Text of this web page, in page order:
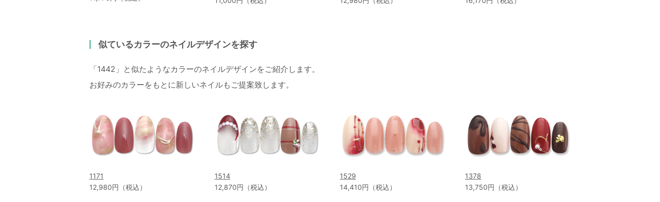
似ているカラーのネイルデザインを探す
「1442」と似たようなカラーのネイルデザインをご紹介します。
お好みのカラーをもとに新しいネイルもご提案致します。
1171
12,980円（税込）
1514
12,870円（税込）
1529
14,410円（税込）
1378
13,750円（税込）